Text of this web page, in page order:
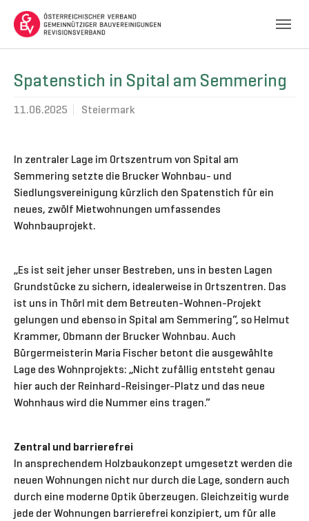
Spatenstich in Spital am Semmering
11.06.2025 Steiermark
In zentraler Lage im Ortszentrum von Spital am
Semmering setzte die Brucker Wohnbau- und
Siedlungsvereinigung kürzlich den Spatenstich für ein
neues, zwölf Mietwohnungen umfassendes
Wohnbauprojekt.
„Es ist seit jeher unser Bestreben, uns in besten Lagen
Grundstücke zu sichern, idealerweise in Ortszentren. Das
ist uns in Thörl mit dem Betreuten-Wohnen-Projekt
gelungen und ebenso in Spital am Semmering“, so Helmut
Krammer, Obmann der Brucker Wohnbau. Auch
Bürgermeisterin Maria Fischer betont die ausgewählte
Lage des Wohnprojekts: „Nicht zufällig entsteht genau
hier auch der Reinhard-Reisinger-Platz und das neue
Wohnhaus wird die Nummer eins tragen.“
Zentral und barrierefrei
In ansprechendem Holzbaukonzept umgesetzt werden die
neuen Wohnungen nicht nur durch die Lage, sondern auch
durch eine moderne Optik überzeugen. Gleichzeitig wurde
jede der Wohnungen barrierefrei konzipiert, um für alle